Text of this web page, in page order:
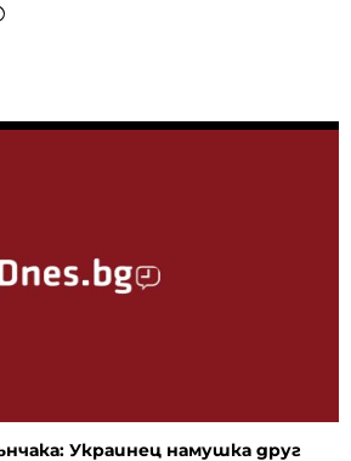
Украинец намушка друг